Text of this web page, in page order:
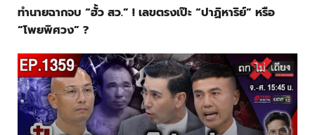
ทำนายฉากจบ “ฮั้ว สว.” ! เลขตรงเป๊ะ “ปาฏิหาริย์” หรือ
“โพยพิศวง” ?